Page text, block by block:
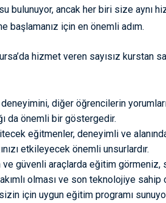
bulunuyor, ancak her biri size
başlamanız için en önemli adım.
hizmet veren sayısız
diğer öğrencilerin
da önemli bir göstergedir.
eğitmenler, deneyimli ve
etkileyecek önemli unsurlardır.
ve güvenli araçlarda eğitim görmeniz,
olması ve son teknolojiye sahip
için uygun eğitim programı